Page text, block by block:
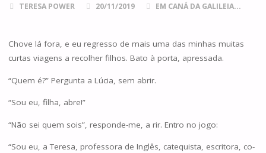
TERESA POWER 20/11/2019 EM CANÁ DA GALILEIA...
Chove lá fora, e eu regresso de mais uma das minhas muitas
curtas viagens a recolher filhos. Bato à porta, apressada.
“Quem é?” Pergunta a Lúcia, sem abrir.
“Sou eu, filha, abre!”
“Não sei quem sois”, responde-me, a rir. Entro no jogo:
“Sou eu, a Teresa, professora de Inglês, catequista, escritora, co-